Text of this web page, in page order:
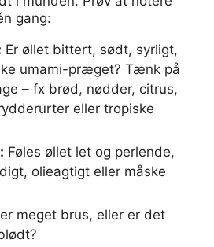
gang:
Er øllet bittert, sødt, syrligt,
umami-præget? Tænk på
– fx brød, nødder, citrus,
eller tropiske
Føles øllet let og perlende,
olieagtigt eller måske
meget brus, eller er det